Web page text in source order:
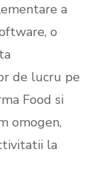
a
o
de lucru pe
Food si
omogen,
la